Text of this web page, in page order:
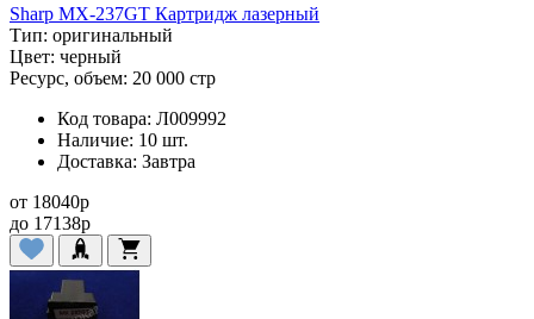
Sharp MX-237GT Картридж лазерный
Тип: оригинальный
Цвет: черный
Ресурс, объем: 20 000 стр
Код товара: Л009992
Наличие: 10 шт.
Доставка: Завтра
от 18040p
до 17138p